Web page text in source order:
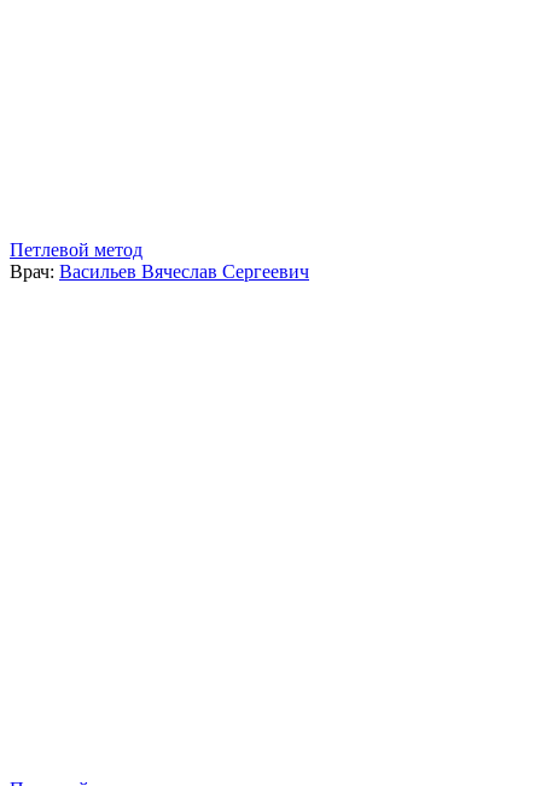
Петлевой метод
Врач: Васильев Вячеслав Сергеевич